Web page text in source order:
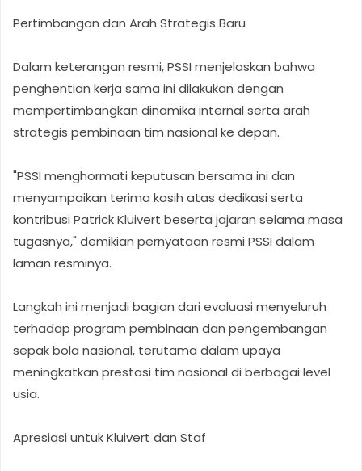
Pertimbangan dan Arah Strategis Baru
Dalam keterangan resmi, PSSI menjelaskan bahwa
penghentian kerja sama ini dilakukan dengan
mempertimbangkan dinamika internal serta arah
strategis pembinaan tim nasional ke depan.
"PSSI menghormati keputusan bersama ini dan
menyampaikan terima kasih atas dedikasi serta
kontribusi Patrick Kluivert beserta jajaran selama masa
tugasnya," demikian pernyataan resmi PSSI dalam
laman resminya.
Langkah ini menjadi bagian dari evaluasi menyeluruh
terhadap program pembinaan dan pengembangan
sepak bola nasional, terutama dalam upaya
meningkatkan prestasi tim nasional di berbagai level
usia.
Apresiasi untuk Kluivert dan Staf